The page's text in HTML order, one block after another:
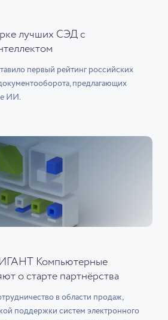
лучших СЭД с
первый рейтинг российских
предлагающих
ИИ.
Компьютерные
о старте партнёрства
в области продаж,
поддержки систем электронного